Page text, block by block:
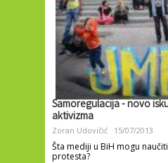
Samoregulacija - novo
aktivizma
Zoran Udovičić 15/07/2013
Šta mediji u BiH mogu
protesta?